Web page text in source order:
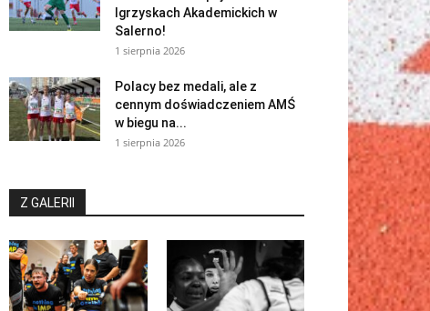
Igrzyskach Akademickich w
Salerno!
1 sierpnia 2026
Polacy bez medali, ale z
cennym doświadczeniem AMŚ
w biegu na...
1 sierpnia 2026
Z GALERII